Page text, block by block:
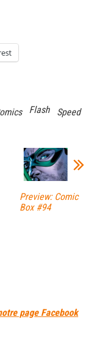
Flash
Speed
Preview: Comic
Box #94
page Facebook